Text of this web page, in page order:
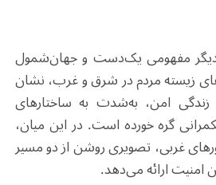
دیگر مفهومی یک‌دست و جهان‌شمول
زیسته مردم در شرق و غرب، نشان
امن، به‌شدت به ساختارهای
گره خورده است. در این میان،
غربی، تصویری روشن از دو مسیر
امنیت ارائه می‌دهد.